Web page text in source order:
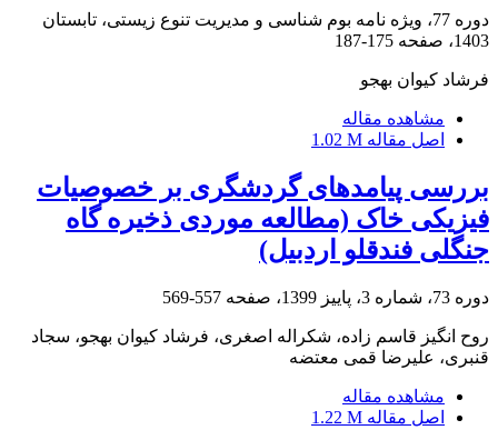
دوره 77، ویژه نامه بوم شناسی و مدیریت تنوع زیستی، تابستان
1403، صفحه
175-187
فرشاد کیوان بهجو
مشاهده مقاله
اصل مقاله 1.02 M
بررسی پیامدهای گردشگری بر خصوصیات
فیزیکی خاک (مطالعه موردی ذخیره گاه
جنگلی فندقلو اردبیل)
دوره 73، شماره 3، پاییز 1399، صفحه 557-569
روح انگیز قاسم زاده، شکراله اصغری، فرشاد کیوان بهجو، سجاد
قنبری، علیرضا قمی معتضه
مشاهده مقاله
اصل مقاله 1.22 M